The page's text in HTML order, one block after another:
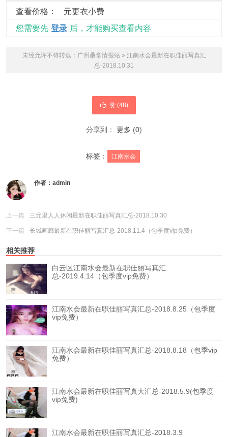
查看价格：
元更衣小费
您需要先 登录 后，才能购买查看内容
未经允许不得转载： 广州桑拿情报站» 江南水会最新在职佳丽写真汇
总-2018.10.31
赞 (48)
分享到： 更多 (0)
标签： 江南水会
作者： admin
上一篇 三元里人人休闲最新在职佳丽写真汇总-2018.10.30
下一篇 长城画廊最新在职佳丽写真汇总-2018.11.4（包季度vip免费）
相关推荐
白云区江南水会最新在职佳丽写真汇
总-2019.4.14（包季度vip免费）
江南水会最新在职佳丽写真汇总-2018.8.25（包季度
vip免费）
江南水会最新在职佳丽写真汇总-2018.8.18（包季vip
免费）
江南水会最新在职佳丽写真大汇总-2018.5.9(包季度
vip免费)
江南水会最新在职佳丽写真汇总-2018.3.9